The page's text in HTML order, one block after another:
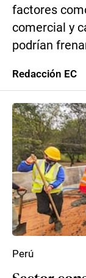
factores
comercial y
podrían
Redacción EC
Perú